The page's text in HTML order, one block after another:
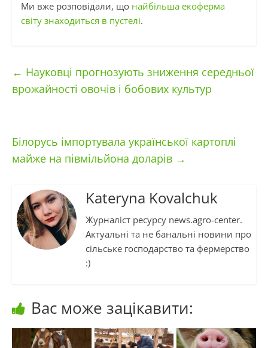
Ми вже розповідали, що найбільша екоферма
світу знаходиться в пустелі.
← Науковці прогнозують зниження середньої
врожайності овочів і бобових культур
Білорусь імпортувала української картоплі
майже на півмільйона доларів →
Kateryna Kovalchuk
Журналіст ресурсу news.agro-center.
Актуальні та не банальні новини про
сільське господарство та фермерство
:)
Вас може зацікавити: